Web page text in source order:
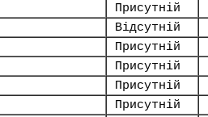
Присутній
Відсутній
Присутній
Присутній
Присутній
Присутній